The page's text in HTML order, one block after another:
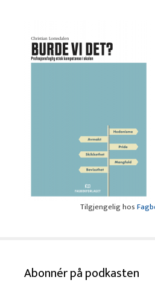
Tilgjengelig hos
Abonnér på podkasten